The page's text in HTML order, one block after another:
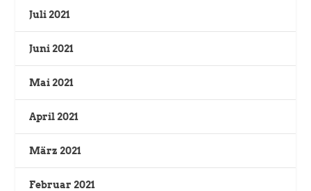
Juli 2021
Juni 2021
Mai 2021
April 2021
März 2021
Februar 2021